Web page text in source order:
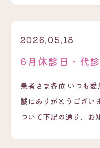
2026.05.18
6月休診日・代
患者さま各位 いつも
誠にありがとうござい
ついて下記の通り、